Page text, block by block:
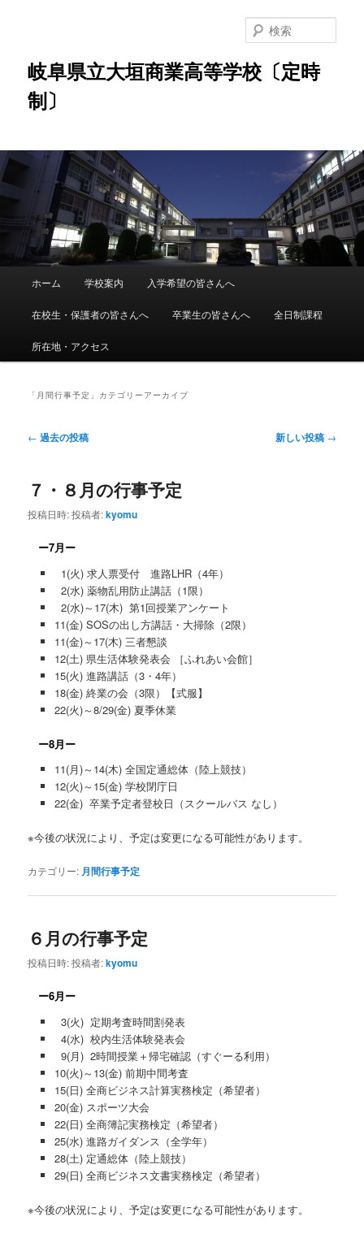
岐阜県立大垣商業高等学校〔定時
制〕
索
ュ
メ
イ
ン
コ
サ
ブ
コ
ン
ホーム 学校案内 入学希望の皆さんへ
在校生・保護者の皆さんへ 卒業生の皆さんへ 全日制課程
所在地・アクセス
「 月間行事予定 」カテゴリーアーカイブ
投
ビ
ー
← 過去の投稿 新しい投稿 →
７・８月の行事予定
投稿日時:投稿者:kyomu
ー7月ー
1(火) 求人票受付 進路LHR（4年）
2(水) 薬物乱用防止講話（1限）
2(水)～17(木) 第1回授業アンケート
11(金) SOSの出し方講話・大掃除（2限）
11(金)～17(木) 三者懇談
12(土) 県生活体験発表会 ［ふれあい会館］
15(火) 進路講話（3・4年）
18(金) 終業の会（3限）【式服】
22(火)～8/29(金) 夏季休業
ー8月ー
11(月)～14(木) 全国定通総体（陸上競技）
12(火)～15(金) 学校閉庁日
22(金) 卒業予定者登校日（スクールバス なし）
※今後の状況により、予定は変更になる可能性があります。
カテゴリー: 月間行事予定
６月の行事予定
投稿日時:投稿者:kyomu
ー6月ー
3(火) 定期考査時間割発表
4(水) 校内生活体験発表会
9(月) 2時間授業＋帰宅確認（すぐーる利用）
10(火)～13(金) 前期中間考査
15(日) 全商ビジネス計算実務検定（希望者）
20(金) スポーツ大会
22(日) 全商簿記実務検定（希望者）
25(水) 進路ガイダンス（全学年）
28(土) 定通総体（陸上競技）
29(日) 全商ビジネス文書実務検定（希望者）
※今後の状況により、予定は変更になる可能性があります。